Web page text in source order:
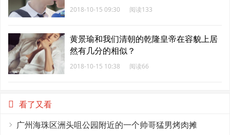
2018-10-15 09:30 阅读133
黄景瑜和我们清朝的乾隆皇帝在容貌上居
然有几分的相似？
2018-10-15 10:38 阅读66
看了又看
广州海珠区洲头咀公园附近的一个帅哥猛男烤肉摊